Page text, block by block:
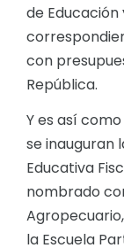
de
con
República.
Y es así
se inauguran
Educativa
nombrado
la Escuela